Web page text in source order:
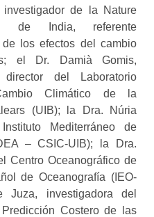
de la Nature
de India, referente
los efectos del cambio
el Dr. Damià Gomis,
del Laboratorio
Climático de la
(UIB); la Dra. Núria
Mediterráneo de
– CSIC-UIB); la Dra.
Centro Oceanográfico de
de Oceanografía (IEO-
investigadora del
Costero de las